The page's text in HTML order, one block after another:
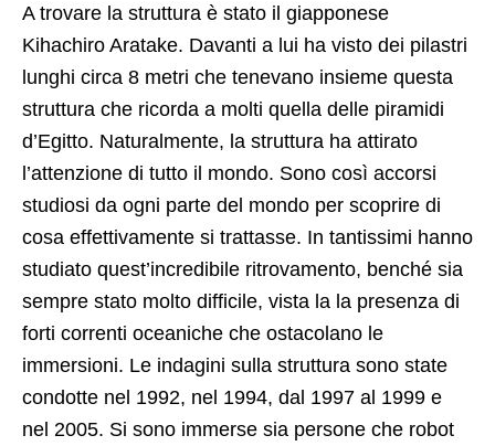
A trovare la struttura è stato il giapponese
Kihachiro Aratake. Davanti a lui ha visto dei pilastri
lunghi circa 8 metri che tenevano insieme questa
struttura che ricorda a molti quella delle piramidi
d’Egitto. Naturalmente, la struttura ha attirato
l’attenzione di tutto il mondo. Sono così accorsi
studiosi da ogni parte del mondo per scoprire di
cosa effettivamente si trattasse. In tantissimi hanno
studiato quest’incredibile ritrovamento, benché sia
sempre stato molto difficile, vista la la presenza di
forti correnti oceaniche che ostacolano le
immersioni. Le indagini sulla struttura sono state
condotte nel 1992, nel 1994, dal 1997 al 1999 e
nel 2005. Si sono immerse sia persone che robot